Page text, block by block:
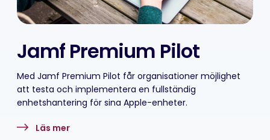
Jamf Premium Pilot
Med Jamf Premium Pilot får organisationer möjlighet
att testa och implementera en fullständig
enhetshantering för sina Apple-enheter.
Läs mer